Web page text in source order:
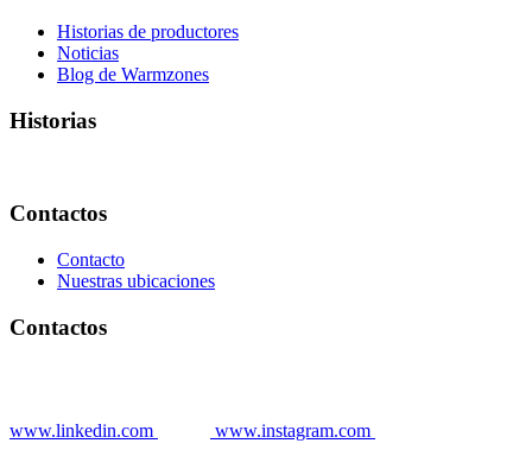
Historias de productores
Noticias
Blog de Warmzones
Historias
Contactos
Contacto
Nuestras ubicaciones
Contactos
www.linkedin.com www.instagram.com